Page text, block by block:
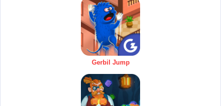
Gerbil Jump